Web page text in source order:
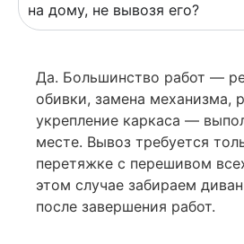
на дому, не вывозя его?
Да. Большинство работ —
обивки, замена механизма,
укрепление каркаса —
месте. Вывоз требуется
перетяжке с перешивом
этом случае забираем
после завершения работ.